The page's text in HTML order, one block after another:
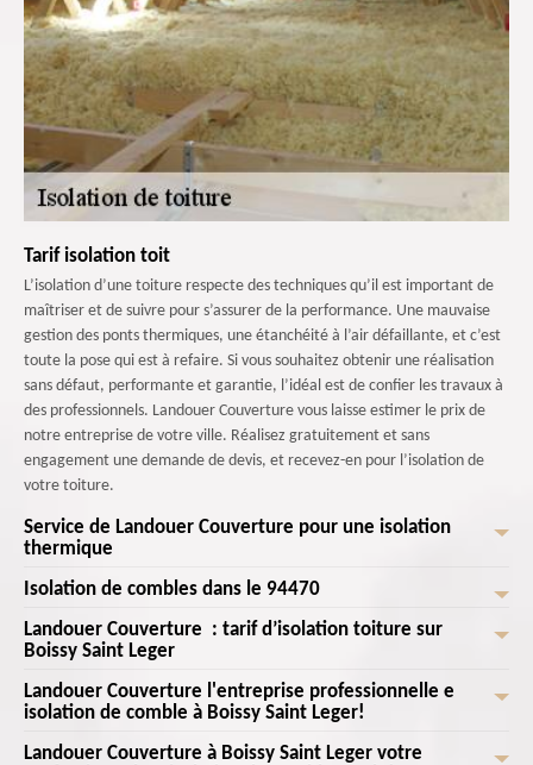
Tarif isolation toit
L’isolation d’une toiture respecte des techniques qu’il est important de
maîtriser et de suivre pour s’assurer de la performance. Une mauvaise
gestion des ponts thermiques, une étanchéité à l’air défaillante, et c’est
toute la pose qui est à refaire. Si vous souhaitez obtenir une réalisation
sans défaut, performante et garantie, l’idéal est de confier les travaux à
des professionnels. Landouer Couverture vous laisse estimer le prix de
notre entreprise de votre ville. Réalisez gratuitement et sans
engagement une demande de devis, et recevez-en pour l’isolation de
votre toiture.
Service de Landouer Couverture pour une isolation
thermique
L'une des méthodes d'isolation de comble les plus choisies est l'isolation
de revêtements. Il est facile de travailler avec ce moyen, même s’il faut
que nous intervenions avec des vêtements de protection. La manière
avoir : froid ou chaud. Un toit froid requiert une isolation dans la solive
pour éviter à la chaleur de sortir par l'espace inutilisé du toit. Une toiture
chaud est isolée entre et dessous des chevrons du toit.
Isolation de combles dans le 94470
Les combles et le toit, sont des endroits où il y a le plus de déperditions
énergétiques. En effet, le fait est que l’air réchauffé est bien plus élevé
que l’air froid. Il remonte donc directement vers le haut vers les plafonds
et donc la toiture. L’isolation des combles exactement comme celle du
Landouer Couverture : tarif d’isolation toiture sur
Boissy Saint Leger
Ce genre d’intervention ne s’improvise pas et demande une étude et une
réalisation professionnelles pour mener à bien les travaux. Il y a des
normes et des règles de sécurité à suivre pour pourvoient la durabilité de
Landouer Couverture l'entreprise professionnelle e
isolation de comble à Boissy Saint Leger!
Vous cherchez une entreprise spécialisée en isolation de combles à Boissy
Landouer Couverture à Boissy Saint Leger votre